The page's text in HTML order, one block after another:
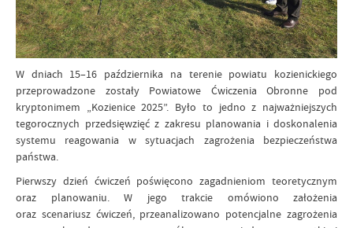
W dniach 15–16 października na terenie powiatu kozienickiego
przeprowadzone zostały Powiatowe Ćwiczenia Obronne pod
kryptonimem „Kozienice 2025”. Było to jedno z najważniejszych
tegorocznych przedsięwzięć z zakresu planowania i doskonalenia
systemu reagowania w sytuacjach zagrożenia bezpieczeństwa
państwa.
Pierwszy dzień ćwiczeń poświęcono zagadnieniom teoretycznym
oraz planowaniu. W jego trakcie omówiono założenia
oraz scenariusz ćwiczeń, przeanalizowano potencjalne zagrożenia